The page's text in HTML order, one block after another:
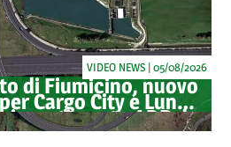
di Fiumicino, nuovo
Cargo City e Lunga
investimento ADR da
oltre 40 milioni
VIDEO NEWS | 05/08/2026